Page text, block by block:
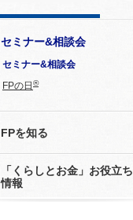
セミナー&相談会
セミナー&相談会
FPの日 ®
FPを知る
「くらしとお金」お役立ち
情報